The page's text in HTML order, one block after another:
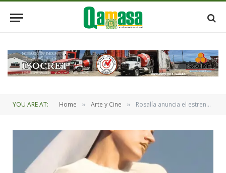
YOU ARE AT: Home » Arte y Cine » Rosalía anuncia el estreno de su nuevo álbum innovador “Lux”